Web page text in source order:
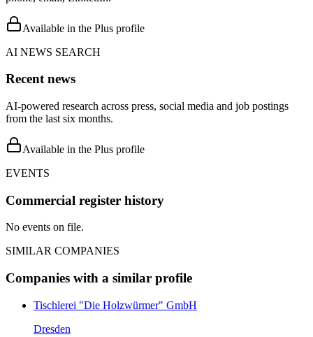
Available in the Plus profile
AI NEWS SEARCH
Recent news
AI-powered research across press, social media and job postings
from the last six months.
Available in the Plus profile
EVENTS
Commercial register history
No events on file.
SIMILAR COMPANIES
Companies with a similar profile
Tischlerei "Die Holzwürmer" GmbH
Dresden